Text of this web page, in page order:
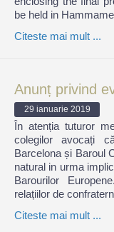
be held in
Citeste mai mult ...
Anunț privind
29 ianuarie 2019
În atenția tuturor
colegilor avocați
Barcelona și Baroul
natural in urma
Barourilor
relațiilor de
Citeste mai mult ...